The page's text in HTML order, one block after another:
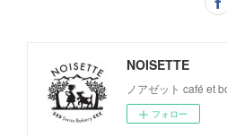
NOISETTE
ノアゼット café et
フォロー